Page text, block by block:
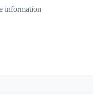
information